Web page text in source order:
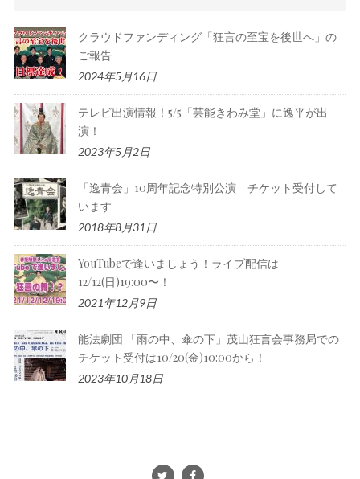
クラウドファンディング「狂言の至宝を後世へ」の
ご報告
2024年5月16日
テレビ出演情報！5/5「芸能きわみ堂」に逸平が出
演！
2023年5月2日
「逸青会」10周年記念特別公演 チケット受付して
います
2018年8月31日
YouTubeで逢いましょう！ライブ配信は
12/12(日)19:00〜！
2021年12月9日
能法劇団 「雨の中、傘の下」茂山狂言会事務局での
チケット受付は10/20(金)10:00から！
2023年10月18日